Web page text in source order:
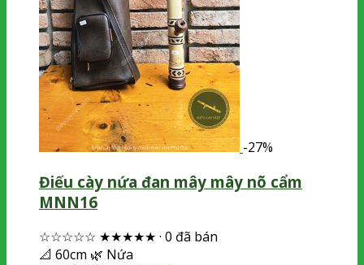
-27%
Điếu cày nứa đan mây mây nõ cẩm
MNN16
☆☆☆☆☆ ★★★★★ · 0 đã bán
📐 60cm 🌿 Nứa